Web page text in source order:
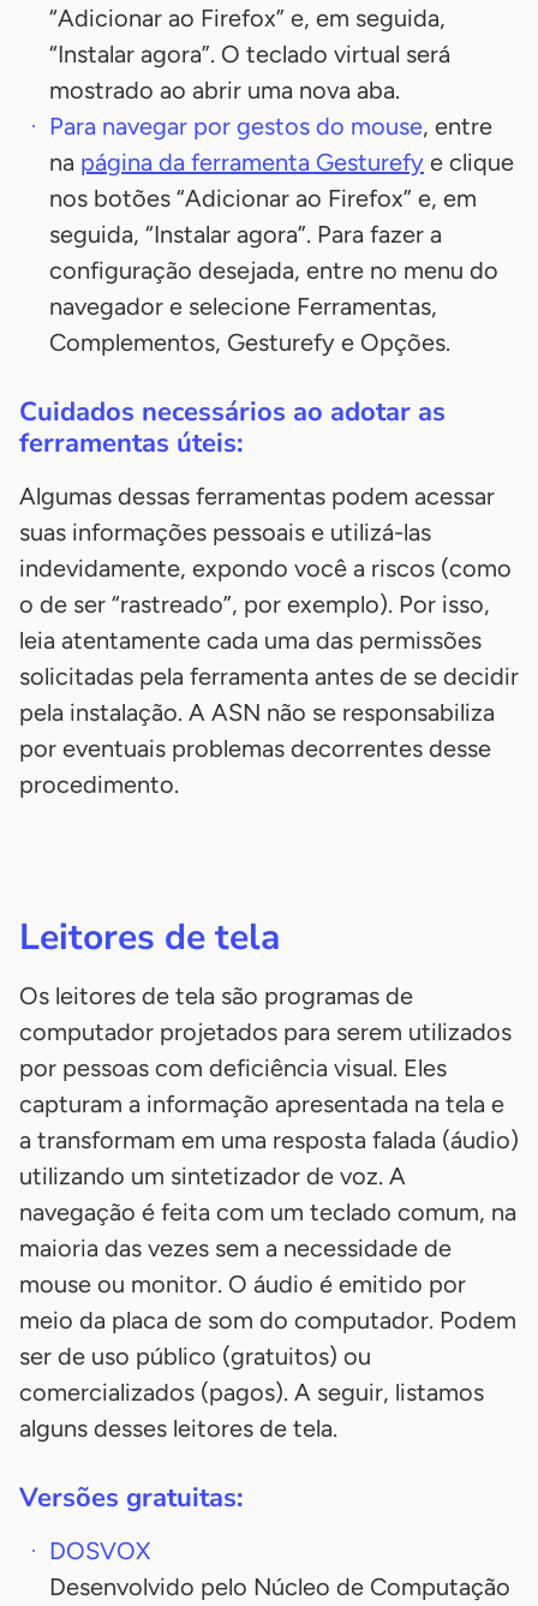
“Adicionar ao Firefox” e, em seguida,
“Instalar agora”. O teclado virtual será
mostrado ao abrir uma nova aba.
Para navegar por gestos do mouse, entre
na página da ferramenta Gesturefy e clique
nos botões “Adicionar ao Firefox” e, em
seguida, “Instalar agora”. Para fazer a
configuração desejada, entre no menu do
navegador e selecione Ferramentas,
Complementos, Gesturefy e Opções.
Cuidados necessários ao adotar as
ferramentas úteis:
Algumas dessas ferramentas podem acessar
suas informações pessoais e utilizá-las
indevidamente, expondo você a riscos (como
o de ser “rastreado”, por exemplo). Por isso,
leia atentamente cada uma das permissões
solicitadas pela ferramenta antes de se decidir
pela instalação. A ASN não se responsabiliza
por eventuais problemas decorrentes desse
procedimento.
Leitores de tela
Os leitores de tela são programas de
computador projetados para serem utilizados
por pessoas com deficiência visual. Eles
capturam a informação apresentada na tela e
a transformam em uma resposta falada (áudio)
utilizando um sintetizador de voz. A
navegação é feita com um teclado comum, na
maioria das vezes sem a necessidade de
mouse ou monitor. O áudio é emitido por
meio da placa de som do computador. Podem
ser de uso público (gratuitos) ou
comercializados (pagos). A seguir, listamos
alguns desses leitores de tela.
Versões gratuitas:
DOSVOX
Desenvolvido pelo Núcleo de Computação